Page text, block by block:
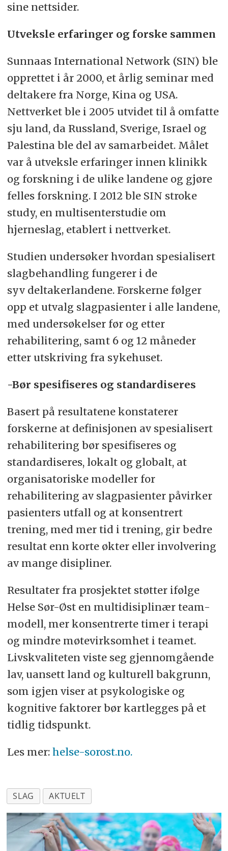
sine nettsider.
Utveksle erfaringer og forske sammen
Sunnaas International Network (SIN) ble
opprettet i år 2000, et årlig seminar med
deltakere fra Norge, Kina og USA.
Nettverket ble i 2005 utvidet til å omfatte
sju land, da Russland, Sverige, Israel og
Palestina ble del av samarbeidet. Målet
var å utveksle erfaringer innen klinikk
og forskning i de ulike landene og gjøre
felles forskning. I 2012 ble SIN stroke
study, en multisenterstudie om
hjerneslag, etablert i nettverket.
Studien undersøker hvordan spesialisert
slagbehandling fungerer i de
syv deltakerlandene. Forskerne følger
opp et utvalg slagpasienter i alle landene,
med undersøkelser før og etter
rehabilitering, samt 6 og 12 måneder
etter utskriving fra sykehuset.
-Bør spesifiseres og standardiseres
Basert på resultatene konstaterer
forskerne at definisjonen av spesialisert
rehabilitering bør spesifiseres og
standardiseres, lokalt og globalt, at
organisatoriske modeller for
rehabilitering av slagpasienter påvirker
pasienters utfall og at konsentrert
trening, med mer tid i trening, gir bedre
resultat enn korte økter eller involvering
av mange disipliner.
Resultater fra prosjektet støtter ifølge
Helse Sør-Øst en multidisiplinær team-
modell, mer konsentrerte timer i terapi
og mindre møtevirksomhet i teamet.
Livskvaliteten viste seg gjennomgående
lav, uansett land og kulturell bakgrunn,
som igjen viser at psykologiske og
kognitive faktorer bør kartlegges på et
tidlig tidspunkt.
Les mer:helse-sorost.no.
SLAG AKTUELT